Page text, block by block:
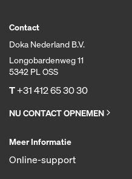
Contact
Doka Nederland B.V.
Longobardenweg 11
5342 PL OSS
T+31 412 65 30 30
NU CONTACT OPNEMEN
Meer Informatie
Online-support